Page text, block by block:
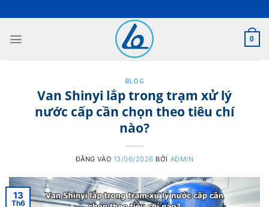
nội
0
BLOG
Van Shinyi lắp trong trạm xử lý
nước cấp cần chọn theo tiêu chí
nào?
ĐĂNG VÀO 13/06/2026 BỞI ADMIN
13
Th6